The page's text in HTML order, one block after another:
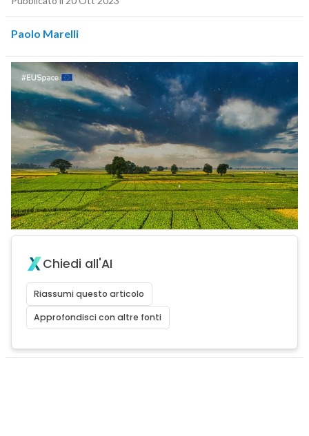
Paolo Marelli
Chiedi all'AI
Riassumi questo articolo
Approfondisci con altre fonti